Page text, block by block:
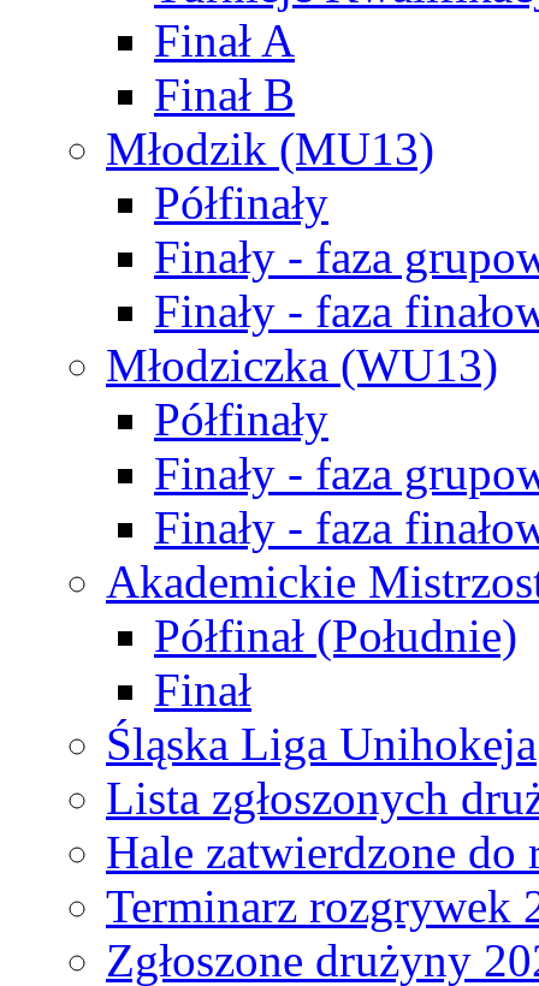
Finał A
Finał B
Młodzik (MU13)
Półfinały
Finały - faza
Finały - faza
Młodziczka (WU13)
Półfinały
Finały - faza
Finały - faza
Akademickie
Półfinał (Południe)
Finał
Śląska Liga Unihokeja
Lista zgłoszonych
Hale zatwierdzone do
Terminarz rozgrywek
Zgłoszone drużyny